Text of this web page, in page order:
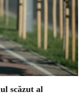
scăzut al